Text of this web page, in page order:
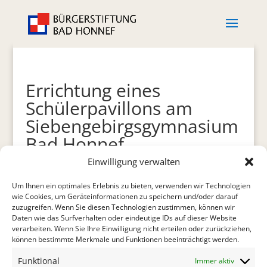
Einwilligung verwalten
Um Ihnen ein optimales Erlebnis zu bieten, verwenden wir Technologien
wie Cookies, um Geräteinformationen zu speichern und/oder darauf
zuzugreifen. Wenn Sie diesen Technologien zustimmen, können wir
Daten wie das Surfverhalten oder eindeutige IDs auf dieser Website
verarbeiten. Wenn Sie Ihre Einwilligung nicht erteilen oder zurückziehen,
können bestimmte Merkmale und Funktionen beeinträchtigt werden.
Funktional Immer aktiv
Errichtung eines
Schülerpavillons am
Siebengebirgsgymnasium
Bad Honnef
2012. Unter der Federführung des Fördervereins des
Siebengebirgsgymnasiums wurde ein
Aufenthaltsraum für die Schüler errichtet. Der
Pavillon mit 72 Quadratmetern Größe soll ein